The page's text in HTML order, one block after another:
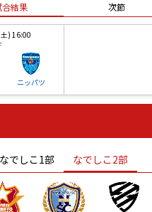
合結果 次節
) 16:00
ニッパツ
名古屋
石人の星
静岡
なでしこ1部 なでしこ2部